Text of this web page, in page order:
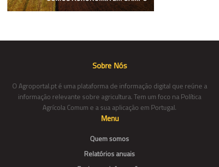
Sobre Nós
O Agroportal.pt é uma plataforma de informação digital que reúne a
informação relevante sobre agricultura. Tem um foco na Política
Agrícola Comum e a sua aplicação em Portugal.
Menu
Quem somos
Relatórios anuais